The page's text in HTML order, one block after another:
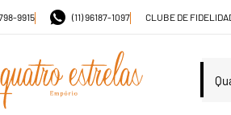
9915 (11) 96187-1097 CLUBE DE